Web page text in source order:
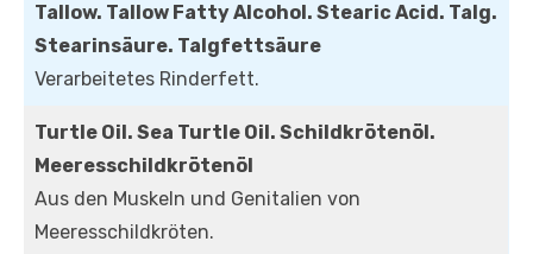
Tallow. Tallow Fatty Alcohol. Stearic Acid. Talg.
Stearinsäure. Talgfettsäure
Verarbeitetes Rinderfett.
Turtle Oil. Sea Turtle Oil. Schildkrötenöl.
Meeresschildkrötenöl
Aus den Muskeln und Genitalien von
Meeresschildkröten.